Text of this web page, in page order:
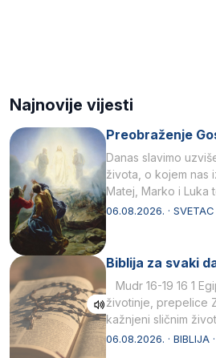
Najnovije vijesti
Preobraženje
Danas slavimo
života, o kojem nas
Matej, Marko i Luka
drugoj…
06.08.2026. · SVETAC
Biblija za svaki
Mudr 16-19 16 1
životinje, prepelice
kažnjeni sličnim
kukaca.2 A narod…
06.08.2026. · BIBLIJA ·